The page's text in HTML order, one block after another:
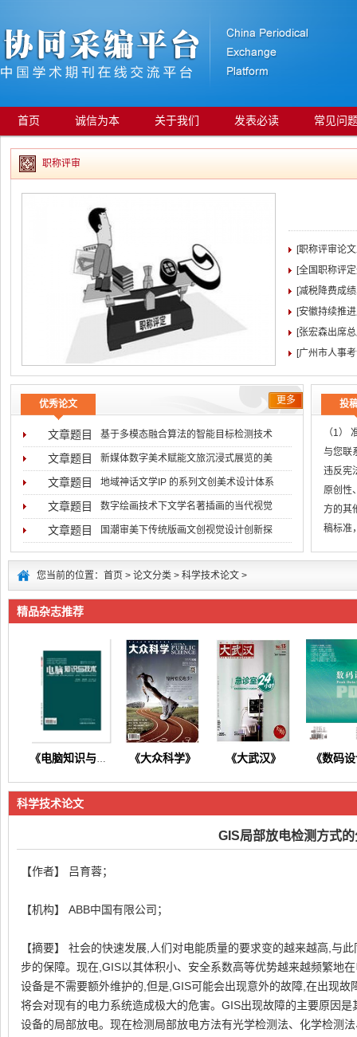
首页 诚信为本 关于我们 发表必读 常见问
职称评审
[职称评审论
[全国职称评
[减税降费成
[安徽持续推
[张宏森出席
[广州市人事
优秀论文 更多
基于多模态融合算法的智能目标检测技术
文章题目
新媒体数字美术赋能文旅沉浸式展览的美
文章题目
地域神话文学IP 的系列文创美术设计体系
文章题目
数字绘画技术下文学名著插画的当代视觉
文章题目
国潮审美下传统版画文创视觉设计创新探
文章题目
投
（1）
与您联
违反宪
原创性
方的其
稿标准
您当前的位置： 首页 > 论文分类 > 科学技术论文 >
精品杂志推荐
《电脑知识与技术》 《大众科学》 《大武汉》 《数码
科学技术论文
GIS局部放电检测方式的
【作者】 吕育蓉；
【机构】 ABB中国有限公司；
【摘要】 社会的快速发展,人们对电能质量的要求变的越来越高,与
步的保障。现在,GIS以其体积小、安全系数高等优势越来越频繁地
设备是不需要额外维护的,但是,GIS可能会出现意外的故障,在出现
将会对现有的电力系统造成极大的危害。GIS出现故障的主要原因
设备的局部放电。现在检测局部放电方法有光学检测法、化学检测